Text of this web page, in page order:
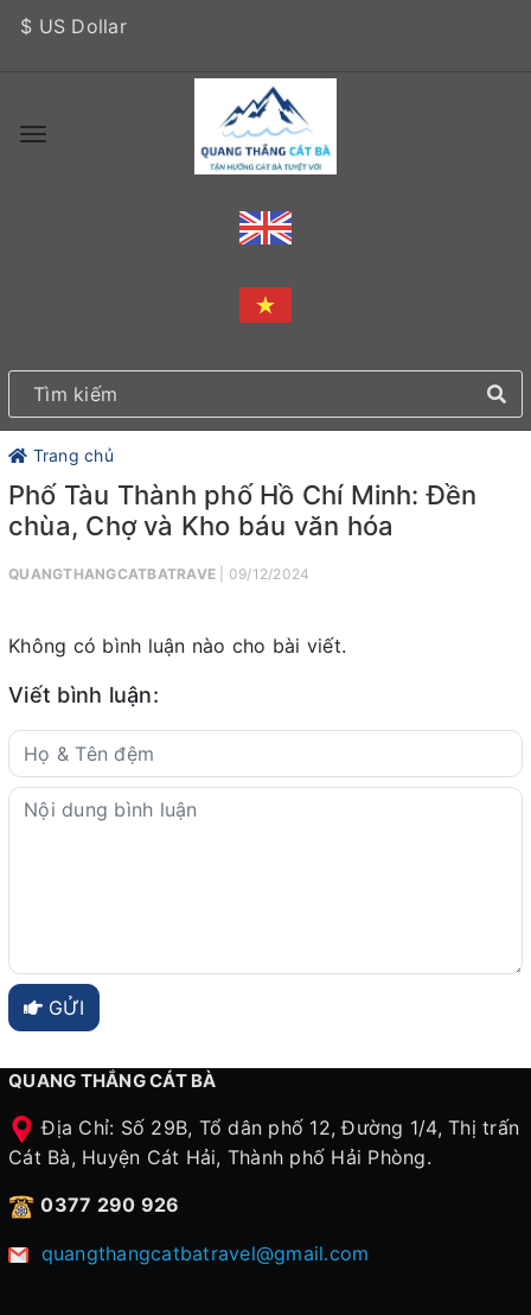
$ US Dollar
Trang chủ
Phố Tàu Thành phố Hồ Chí Minh: Đền
chùa, Chợ và Kho báu văn hóa
QUANGTHANGCATBATRAVE | 09/12/2024
Không có bình luận nào cho bài viết.
Viết bình luận:
GỬI
QUANG THẮNG CÁT BÀ
Địa Chỉ: Số 29B, Tổ dân phố 12, Đường 1/4, Thị trấn
Cát Bà, Huyện Cát Hải, Thành phố Hải Phòng.
0377 290 926
quangthangcatbatravel@gmail.com